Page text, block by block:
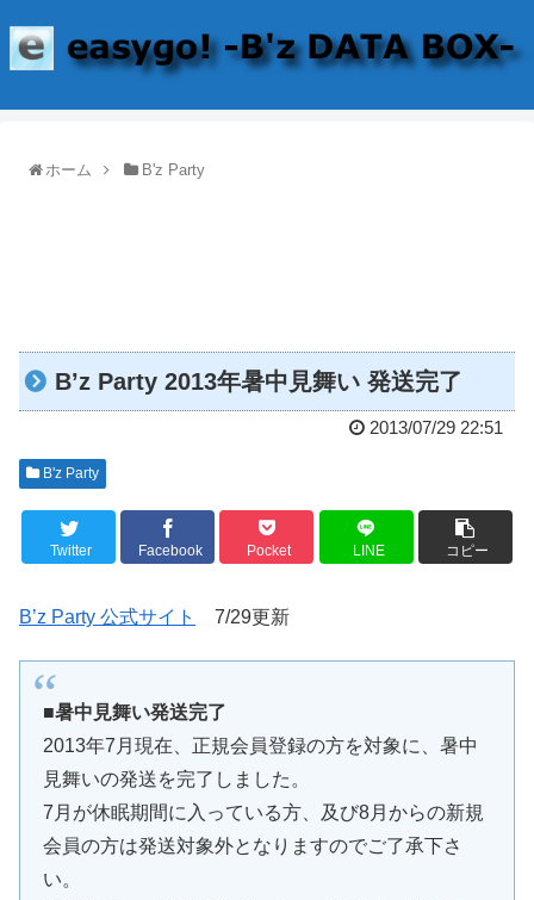
ホーム B'z Party
B’z Party 2013年暑中見舞い 発送完了
2013/07/29 22:51
B'z Party
Twitter Facebook Pocket LINE コピー
B’z Party 公式サイト 7/29更新
■暑中見舞い発送完了
2013年7月現在、正規会員登録の方を対象に、暑中
見舞いの発送を完了しました。
7月が休眠期間に入っている方、及び8月からの新規
会員の方は発送対象外となりますのでご了承下さ
い。